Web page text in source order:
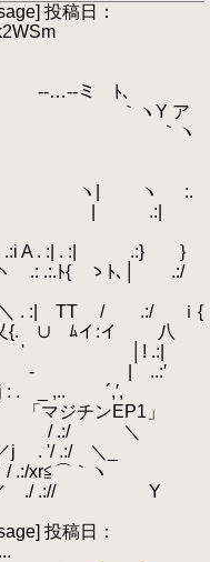
投稿日：
ﾄ､
Y ア
¨ ｀ヽ
ヽ :.
| .:|
. :| . :| .:} }
ゝﾄ､│ .:/
TT / .:/ ｉ{
ﾑイ:イ 八
.:|
..:′
´,′,
EP1」
.:/ ＼
＼_
｀ヽ
.:// Y
投稿日：